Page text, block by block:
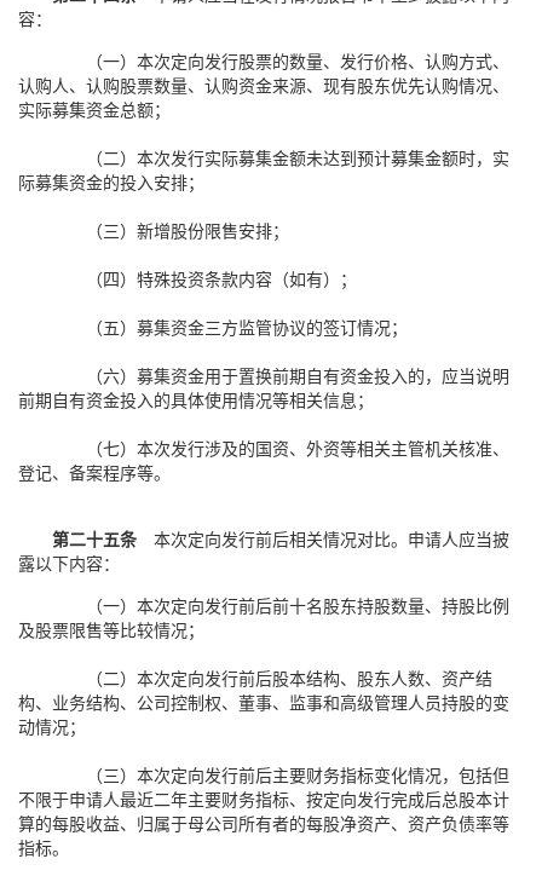
容：
（一）本次定向发行股票的数量、发行价格、认购方式、
认购人、认购股票数量、认购资金来源、现有股东优先认购情况、
实际募集资金总额；
（二）本次发行实际募集金额未达到预计募集金额时，实
际募集资金的投入安排；
（三）新增股份限售安排；
（四）特殊投资条款内容（如有）；
（五）募集资金三方监管协议的签订情况；
（六）募集资金用于置换前期自有资金投入的，应当说明
前期自有资金投入的具体使用情况等相关信息；
（七）本次发行涉及的国资、外资等相关主管机关核准、
登记、备案程序等。
第二十五条 本次定向发行前后相关情况对比。申请人应当披
露以下内容：
（一）本次定向发行前后前十名股东持股数量、持股比例
及股票限售等比较情况；
（二）本次定向发行前后股本结构、股东人数、资产结
构、业务结构、公司控制权、董事、监事和高级管理人员持股的变
动情况；
（三）本次定向发行前后主要财务指标变化情况，包括但
不限于申请人最近二年主要财务指标、按定向发行完成后总股本计
算的每股收益、归属于母公司所有者的每股净资产、资产负债率等
指标。